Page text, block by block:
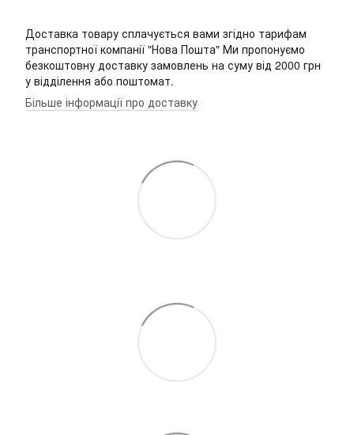
Доставка товару сплачується вами згідно тарифам
транспортної компанії "Нова Пошта" Ми пропонуємо
безкоштовну доставку замовлень на суму від 2000 грн
у відділення або поштомат.
Більше інформації про доставку